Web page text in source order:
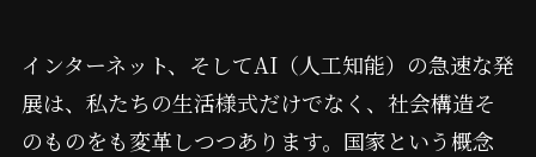
インターネット、そしてAI（人工知能）の急速な発
展は、私たちの生活様式だけでなく、社会構造そ
のものをも変革しつつあります。国家という概念